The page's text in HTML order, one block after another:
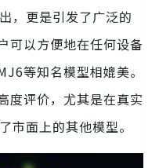
，更是引发了广泛的
可以方便地在任何设备
等知名模型相媲美。
度评价，尤其是在真实
面上的其他模型。